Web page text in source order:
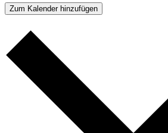
Zum Kalender hinzufügen